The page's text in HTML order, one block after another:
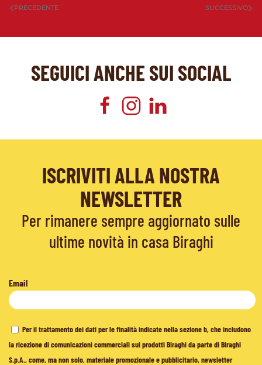
PRECEDENTE SUCCESSIVO
SEGUICI ANCHE SUI SOCIAL
ISCRIVITI ALLA NOSTRA
NEWSLETTER
Per rimanere sempre aggiornato sulle
ultime novità in casa Biraghi
Email
Per il trattamento dei dati per le finalità indicate nella sezione b, che includono
la ricezione di comunicazioni commerciali sui prodotti Biraghi da parte di Biraghi
S.p.A., come, ma non solo, materiale promozionale e pubblicitario, newsletter